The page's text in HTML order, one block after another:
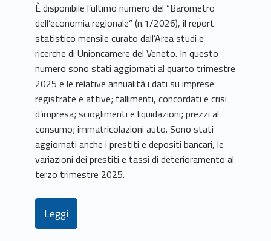
È disponibile l’ultimo numero del “Barometro
dell’economia regionale” (n.1/2026), il report
statistico mensile curato dall’Area studi e
ricerche di Unioncamere del Veneto. In questo
numero sono stati aggiornati al quarto trimestre
2025 e le relative annualità i dati su imprese
registrate e attive; fallimenti, concordati e crisi
d’impresa; scioglimenti e liquidazioni; prezzi al
consumo; immatricolazioni auto. Sono stati
aggiornati anche i prestiti e depositi bancari, le
variazioni dei prestiti e tassi di deterioramento al
terzo trimestre 2025.
Leggi